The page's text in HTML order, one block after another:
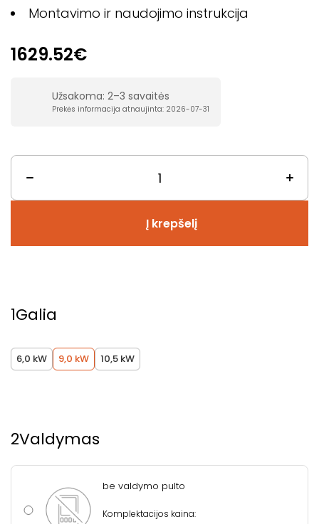
Montavimo ir naudojimo instrukcija
1629.52€
Užsakoma: 2–3 savaitės
Prekės informacija atnaujinta: 2026-07-31
Į krepšelį
1Galia
6,0 kW 9,0 kW 10,5 kW
2Valdymas
be valdymo pulto
Komplektacijos kaina: